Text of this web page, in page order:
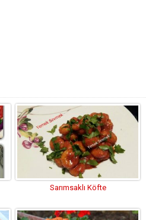
Sarımsaklı Köfte